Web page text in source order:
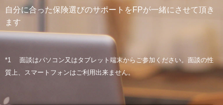
自分に合った保険選びのサポートをFPが一緒にさせて頂き
ます
*1 面談はパソコン又はタブレット端末からご参加ください。面談の性
質上、スマートフォンはご利用出来ません。